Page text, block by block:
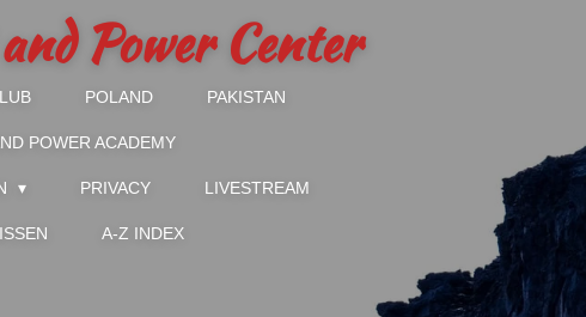
Power Center
POLAND PAKISTAN
POWER ACADEMY
PRIVACY LIVESTREAM
A-Z INDEX